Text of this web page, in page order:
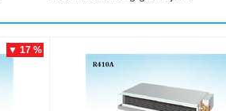
▼ 17 %